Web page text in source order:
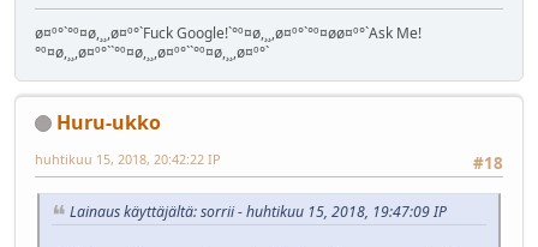
ø¤º°`°º¤ø,¸¸,ø¤º°`Fuck Google!`°º¤ø,¸¸,ø¤º°`°º¤øø¤º°`Ask Me!
°º¤ø,¸¸,ø¤º°``°º¤ø,¸¸,ø¤º°``°º¤ø,¸¸,ø¤º°`
Huru-ukko
#18
huhtikuu 15, 2018, 20:42:22 IP
Lainaus käyttäjältä: sorrii - huhtikuu 15, 2018, 19:47:09 IP